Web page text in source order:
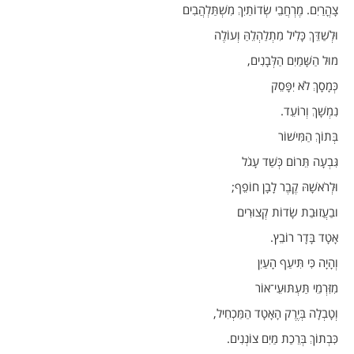
צָהֳרַיִם. מֶרְחֲבֵי שְׂדוֹתַיִךְ מִשְׁתַּלְהֲבִים
וּלְשַׁדֵּךְ כָּלִיל מִתְלַהְלֵהַּ וְעוֹלֶה
מוּל הַשָּׁמַיִם הַלְּבָנִים,
כְּמָסָךְ לֹא יִפָּסֵק
נִמְשָׁךְ וְרוֹעֵד.
בְּתוֹךְ הַמִּישׁוֹר
גִּבְעָה תֵּרוֹם כְּשַׁד עָגֹל
וּלְרֹאשָׁהּ קֶבֶר לָבָן חוֹפֵף;
ובַעֲזוּבַת שָׂדוֹת קְצוּרִים
אָטָד בָּדָר רוֹבֵץ.
וְהָיָה כִּי תִּיעַף הָעַיִן
מִזִּרְמֵי תַּעְתּוּעֵי־אוֹר
וְטָבְלָה בְּיֶרֶק הָאָטָד הַמַּכְחִיל,
כִּבְתוֹךְ בְּרֵכַת מַיִם צוֹנְנִים.